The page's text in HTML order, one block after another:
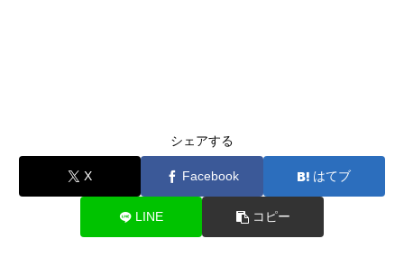
シェアする
X Facebook はてブ
LINE コピー